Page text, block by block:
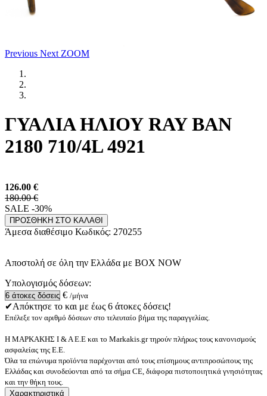
Previous Next ZOOM
ΓΥΑΛΙΑ ΗΛΙΟΥ RAY BAN
2180 710/4L 4921
126.00 €
180.00 €
SALE -30%
ΠΡΟΣΘΗΚΗ ΣΤΟ ΚΑΛΑΘΙ
Άμεσα διαθέσιμο Κωδικός: 270255
Αποστολή σε όλη την Ελλάδα με BOX NOW
Υπολογισμός δόσεων:
€ /μήνα
✔Απόκτησε το και με έως 6 άτοκες δόσεις!
Επέλεξε τον αριθμό δόσεων στο τελευταίο βήμα της παραγγελίας.
Η ΜΑΡΚΑΚΗΣ Ι & Α Ε.Ε και το Markakis.gr τηρούν πλήρως τους κανονισμούς
ασφαλείας της Ε.Ε.
Όλα τα επώνυμα προϊόντα παρέχονται από τους επίσημους αντιπροσώπους της
Ελλάδας και συνοδεύονται από τα σήμα CE, διάφορα πιστοποιητικά γνησιότητας
και την θήκη τους.
Χαρακτηριστικά